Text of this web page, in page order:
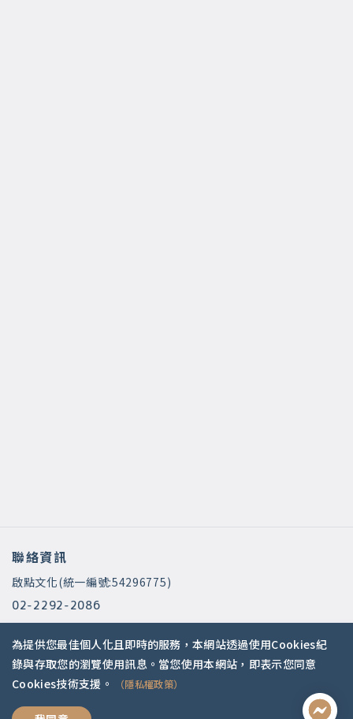
聯絡資訊
啟點文化(統一編號:54296775)
02-2292-2086
service@koob.com.tw
服務時間
週一至週五 10:00-18:00
國定假日公休
為提供您最佳個人化且即時的服務，本網站透過使用Cookies紀
錄與存取您的瀏覽使用訊息。當您使用本網站，即表示您同意
Cookies技術支援。
（隱私權政策）